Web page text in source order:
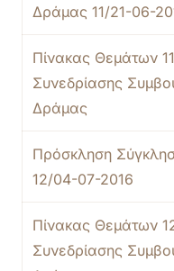
Δράμας 11/21-06-
Πίνακας Θεμάτων
Συνεδρίασης
Δράμας
Πρόσκληση
12/04-07-2016
Πίνακας Θεμάτων
Συνεδρίασης